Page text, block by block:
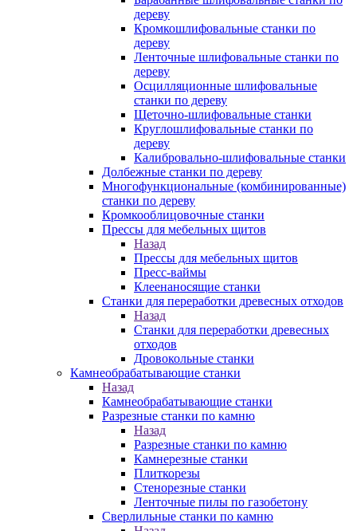
дереву
Кромкошлифовальные станки по
дереву
Ленточные шлифовальные станки по
дереву
Осцилляционные шлифовальные
станки по дереву
Щеточно-шлифовальные станки
Круглошлифовальные станки по
дереву
Калибровально-шлифовальные станки
Долбежные станки по дереву
Многофункциональные (комбинированные)
станки по дереву
Кромкооблицовочные станки
Прессы для мебельных щитов
Назад
Прессы для мебельных щитов
Пресс-ваймы
Клеенаносящие станки
Станки для переработки древесных отходов
Назад
Станки для переработки древесных
отходов
Дровокольные станки
Камнеобрабатывающие станки
Назад
Камнеобрабатывающие станки
Разрезные станки по камню
Назад
Разрезные станки по камню
Камнерезные станки
Плиткорезы
Стенорезные станки
Ленточные пилы по газобетону
Сверлильные станки по камню